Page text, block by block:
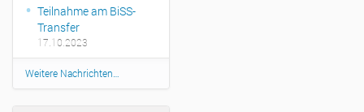
Teilnahme am BiSS-
Transfer
17.10.2023
Weitere Nachrichten…